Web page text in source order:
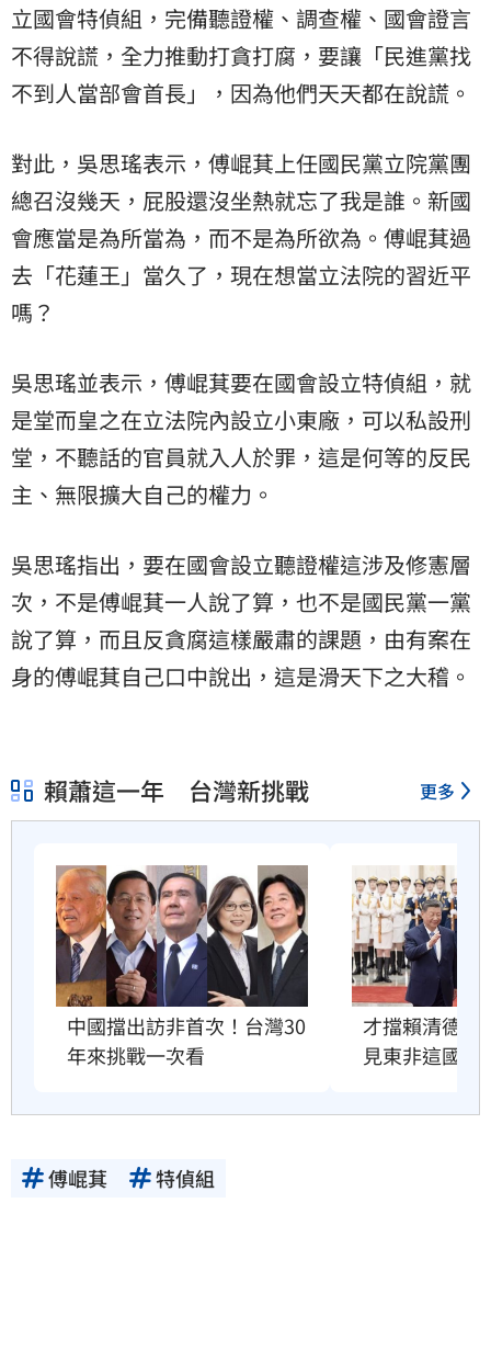
立國會特偵組，完備聽證權、調查權、國會證言
不得說謊，全力推動打貪打腐，要讓「民進黨找
不到人當部會首長」，因為他們天天都在說謊。
對此，吳思瑤表示，傅崐萁上任國民黨立院黨團
總召沒幾天，屁股還沒坐熱就忘了我是誰。新國
會應當是為所當為，而不是為所欲為。傅崐萁過
去「花蓮王」當久了，現在想當立法院的習近平
嗎？
吳思瑤並表示，傅崐萁要在國會設立特偵組，就
是堂而皇之在立法院內設立小東廠，可以私設刑
堂，不聽話的官員就入人於罪，這是何等的反民
主、無限擴大自己的權力。
吳思瑤指出，要在國會設立聽證權這涉及修憲層
次，不是傅崐萁一人說了算，也不是國民黨一黨
說了算，而且反貪腐這樣嚴肅的課題，由有案在
身的傅崐萁自己口中說出，這是滑天下之大稽。
賴蕭這一年 台灣新挑戰 更多
中國擋出訪非首次！台灣30
年來挑戰一次看
才擋賴清德訪
見東非這國總
傅崐萁 特偵組